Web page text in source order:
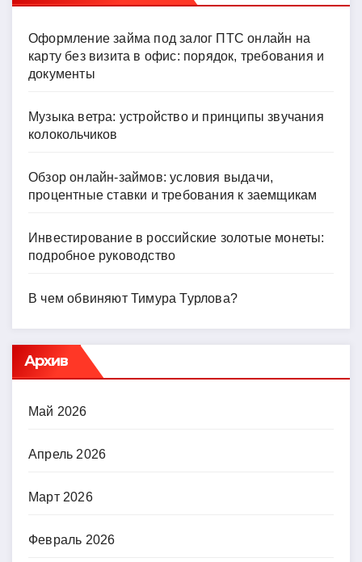
Оформление займа под залог ПТС онлайн на
карту без визита в офис: порядок, требования и
документы
Музыка ветра: устройство и принципы звучания
колокольчиков
Обзор онлайн-займов: условия выдачи,
процентные ставки и требования к заемщикам
Инвестирование в российские золотые монеты:
подробное руководство
В чем обвиняют Тимура Турлова?
Архив
Май 2026
Апрель 2026
Март 2026
Февраль 2026